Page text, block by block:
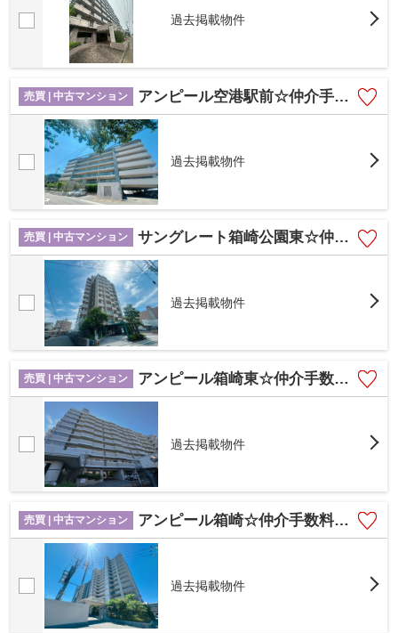
過去掲載物件
売買 | 中古マンション アンピール空港駅前☆仲介手数料無料☆
過去掲載物件
売買 | 中古マンション サングレート箱崎公園東☆仲介手数料無料☆
過去掲載物件
売買 | 中古マンション アンピール箱崎東☆仲介手数料無料☆
過去掲載物件
売買 | 中古マンション アンピール箱崎☆仲介手数料無料☆
過去掲載物件